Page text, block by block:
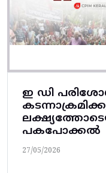
ഇ ഡി
പകപോക്കൽ
27/05/2026